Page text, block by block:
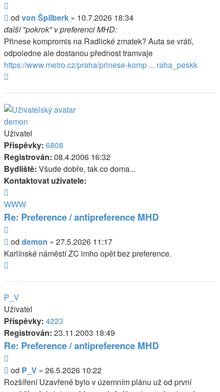
Příspěvek
od von Špilberk » 10.7.2026 18:34
další "pokrok" v preferenci MHD:
Přinese kompromis na Radlické zmatek? Auta se vrátí,
odpoledne ale dostanou přednost tramvaje
https://www.metro.cz/praha/prinese-komp ... raha_peskk
demon
Uživatel
Příspěvky: 6808
Registrován: 08.4.2006 16:32
Bydliště: Všude dobře, tak co doma...
Kontaktovat uživatele:
uživatele
demon
WWW
Re: Preference / antipreference MHD
Příspěvek
od demon » 27.5.2026 11:17
Karlínské náměstí ZC imho opět bez preference.
P_V
Uživatel
Příspěvky: 4223
Registrován: 23.11.2003 18:49
Re: Preference / antipreference MHD
Příspěvek
od P_V » 26.5.2026 10:22
Rozšíření Uzavřené bylo v územním plánu už od první